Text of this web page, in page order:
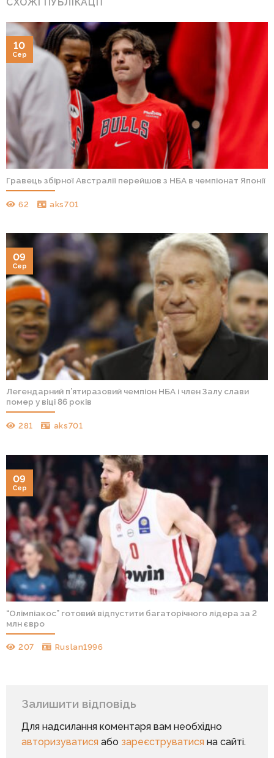
Гравець збірної Австралії перейшов з НБА в чемпіонат Японії
62 aks701
10
Сер
Легендарний п’ятиразовий чемпіон НБА і член Залу слави
помер у віці 86 років
281 aks701
09
Сер
“Олімпіакос” готовий відпустити багаторічного лідера за 2
млн євро
207 Ruslan1996
09
Сер
Залишити відповідь
Для надсилання коментаря вам необхідно
авторизуватисяабо зареєструватисяна сайті.